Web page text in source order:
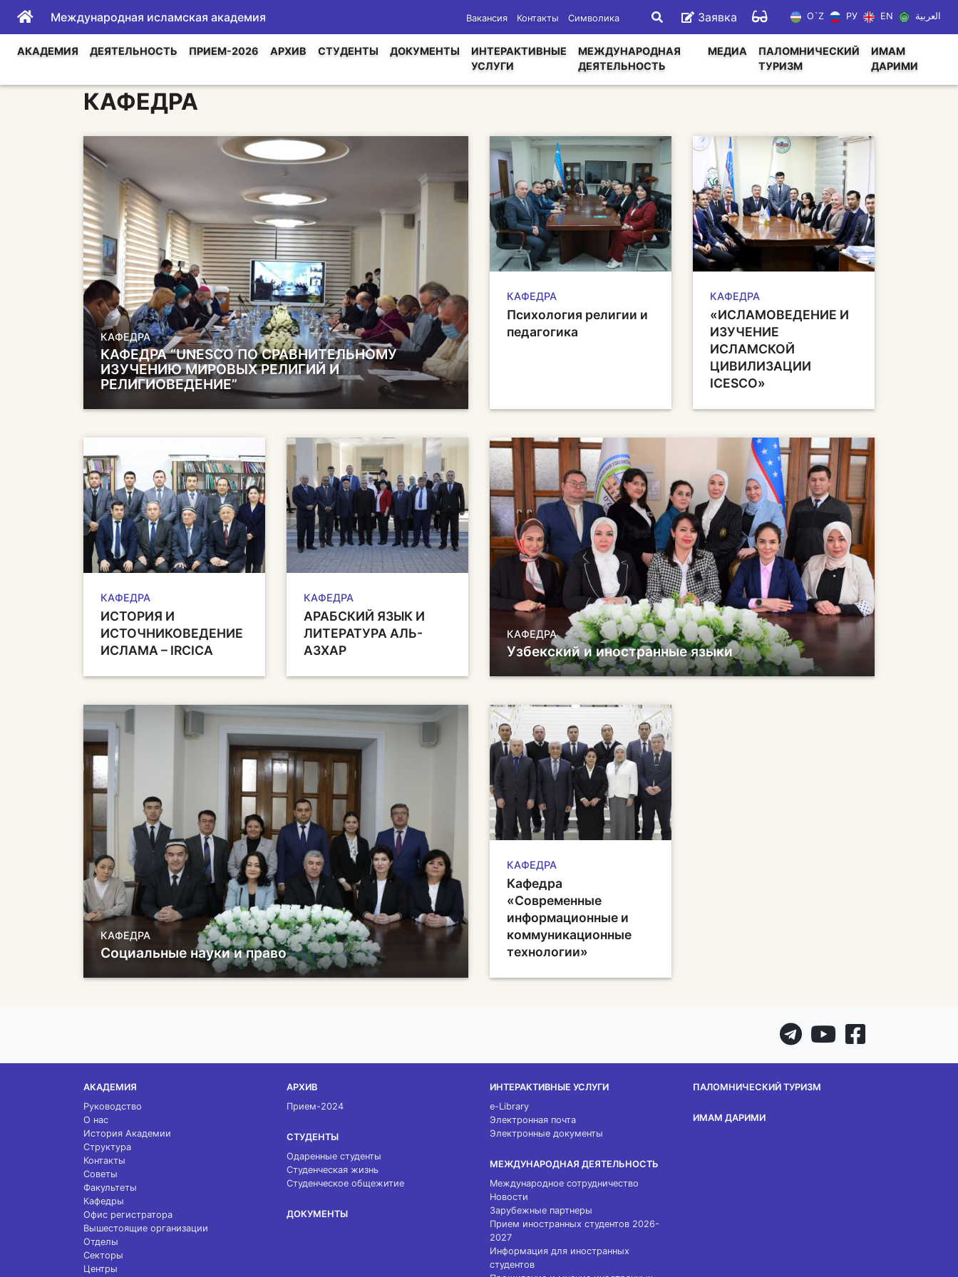
Международная исламская академия Вакансия Контакты Символика Заявка O`Z РУ EN العربية
АКАДЕМИЯ ДЕЯТЕЛЬНОСТЬ ПРИЕМ-2026 АРХИВ СТУДЕНТЫ ДОКУМЕНТЫ
ИНТЕРАКТИВНЫЕ
УСЛУГИ
МЕЖДУНАРОДНАЯ
ДЕЯТЕЛЬНОСТЬ
МЕДИА
ПАЛОМНИЧЕСКИЙ
ТУРИЗМ
ИМАМ
ДАРИМИ
КАФЕДРА
КАФЕДРА
КАФЕДРА “UNESCO ПО СРАВНИТЕЛЬНОМУ
ИЗУЧЕНИЮ МИРОВЫХ РЕЛИГИЙ И
РЕЛИГИОВЕДЕНИЕ”
КАФЕДРА
Психология религии и
педагогика
КАФЕДРА
«ИСЛАМОВЕДЕНИЕ И
ИЗУЧЕНИЕ
ИСЛАМСКОЙ
ЦИВИЛИЗАЦИИ
ICESCO»
КАФЕДРА
Узбекский и иностранные языки
КАФЕДРА
ИСТОРИЯ И
ИСТОЧНИКОВЕДЕНИЕ
ИСЛАМА – IRCICA
КАФЕДРА
АРАБСКИЙ ЯЗЫК И
ЛИТЕРАТУРА АЛЬ-
АЗХАР
КАФЕДРА
Социальные науки и право
КАФЕДРА
Кафедра
«Современные
информационные и
коммуникационные
технологии»
АКАДЕМИЯ
Руководство
О нас
История Академии
Структура
Контакты
Советы
Факультеты
Кафедры
Офис регистратора
Вышестоящие организации
Отделы
Секторы
Центры
АРХИВ
Прием-2024
СТУДЕНТЫ
Одаренные студенты
Студенческая жизнь
Студенческое общежитие
ДОКУМЕНТЫ
ИНТЕРАКТИВНЫЕ УСЛУГИ
e-Library
Электронная почта
Электронные документы
МЕЖДУНАРОДНАЯ ДЕЯТЕЛЬНОСТЬ
Международное сотрудничество
Новости
Зарубежные партнеры
Прием иностранных студентов 2026-
2027
Информация для иностранных
студентов
ПАЛОМНИЧЕСКИЙ ТУРИЗМ
ИМАМ ДАРИМИ